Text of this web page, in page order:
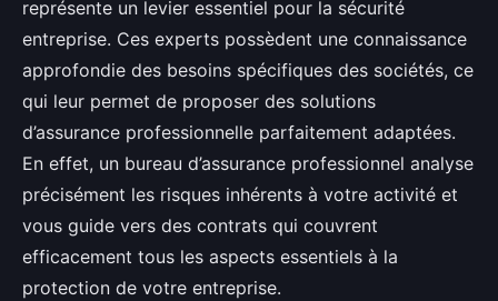
représente un levier essentiel pour la sécurité
entreprise. Ces experts possèdent une connaissance
approfondie des besoins spécifiques des sociétés, ce
qui leur permet de proposer des solutions
d’assurance professionnelle parfaitement adaptées.
En effet, un bureau d’assurance professionnel analyse
précisément les risques inhérents à votre activité et
vous guide vers des contrats qui couvrent
efficacement tous les aspects essentiels à la
protection de votre entreprise.